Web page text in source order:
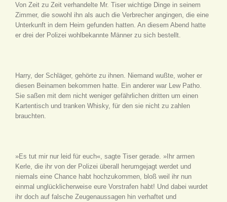
Von Zeit zu Zeit verhandelte Mr. Tiser wichtige Dinge in seinem
Zimmer, die sowohl ihn als auch die Verbrecher angingen, die eine
Unterkunft in dem Heim gefunden hatten. An diesem Abend hatte
er drei der Polizei wohlbekannte Männer zu sich bestellt.
Harry, der Schläger, gehörte zu ihnen. Niemand wußte, woher er
diesen Beinamen bekommen hatte. Ein anderer war Lew Patho.
Sie saßen mit dem nicht weniger gefährlichen dritten um einen
Kartentisch und tranken Whisky, für den sie nicht zu zahlen
brauchten.
»Es tut mir nur leid für euch«, sagte Tiser gerade. »Ihr armen
Kerle, die ihr von der Polizei überall herumgejagt werdet und
niemals eine Chance habt hochzukommen, bloß weil ihr nun
einmal unglücklicherweise eure Vorstrafen habt! Und dabei wurdet
ihr doch auf falsche Zeugenaussagen hin verhaftet und